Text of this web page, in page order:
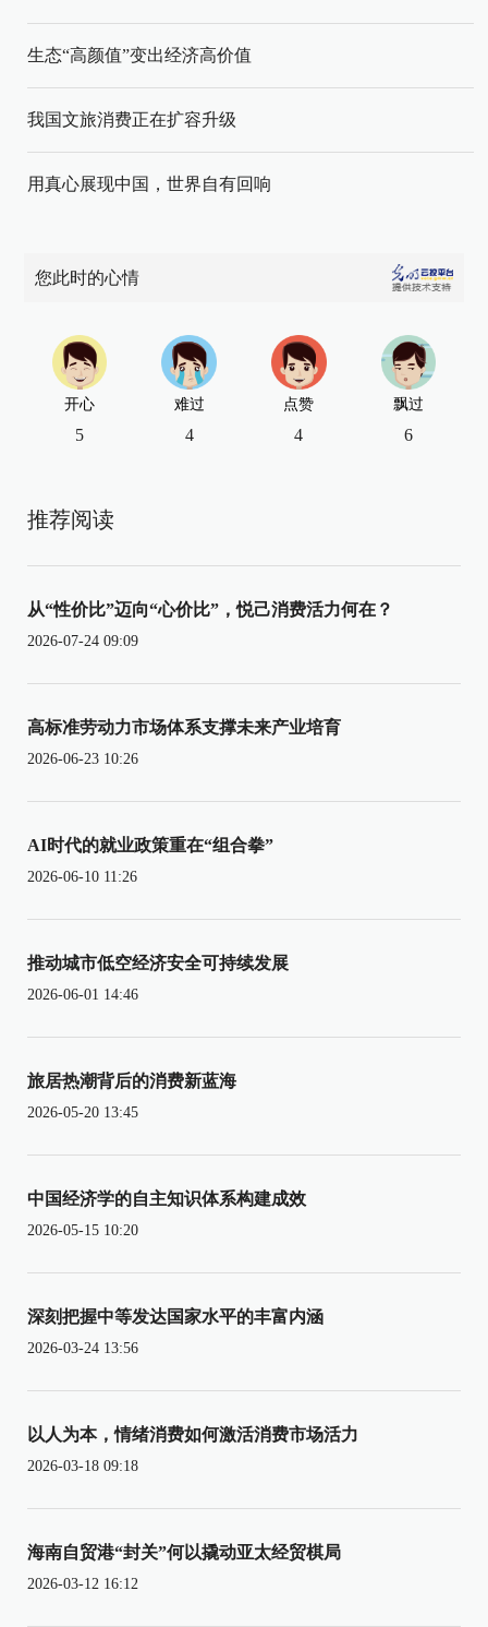
生态“高颜值”变出经济高价值
我国文旅消费正在扩容升级
用真心展现中国，世界自有回响
您此时的心情
开心
5
难过
4
点赞
4
飘过
6
推荐阅读
从“性价比”迈向“心价比”，悦己消费活力何在？
2026-07-24 09:09
高标准劳动力市场体系支撑未来产业培育
2026-06-23 10:26
AI时代的就业政策重在“组合拳”
2026-06-10 11:26
推动城市低空经济安全可持续发展
2026-06-01 14:46
旅居热潮背后的消费新蓝海
2026-05-20 13:45
中国经济学的自主知识体系构建成效
2026-05-15 10:20
深刻把握中等发达国家水平的丰富内涵
2026-03-24 13:56
以人为本，情绪消费如何激活消费市场活力
2026-03-18 09:18
海南自贸港“封关”何以撬动亚太经贸棋局
2026-03-12 16:12